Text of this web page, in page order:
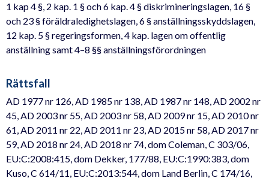
1 kap 4 §, 2 kap. 1 § och 6 kap. 4 § diskrimineringslagen, 16 §
och 23 § föräldraledighetslagen, 6 § anställningsskyddslagen,
12 kap. 5 § regeringsformen, 4 kap. lagen om offentlig
anställning samt 4–8 §§ anställningsförordningen
Rättsfall
AD 1977 nr 126, AD 1985 nr 138, AD 1987 nr 148, AD 2002 nr
45, AD 2003 nr 55, AD 2003 nr 58, AD 2009 nr 15, AD 2010 nr
61, AD 2011 nr 22, AD 2011 nr 23, AD 2015 nr 58, AD 2017 nr
59, AD 2018 nr 24, AD 2018 nr 74, dom Coleman, C 303/06,
EU:C:2008:415, dom Dekker, 177/88, EU:C:1990:383, dom
Kuso, C 614/11, EU:C:2013:544, dom Land Berlin, C 174/16,